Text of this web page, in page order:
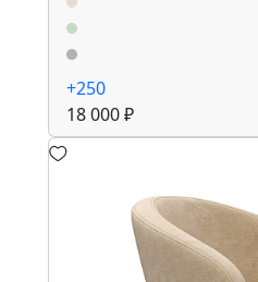
+250
18 000 ₽